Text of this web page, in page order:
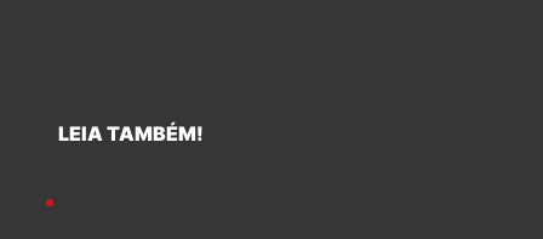
LEIA TAMBÉM!